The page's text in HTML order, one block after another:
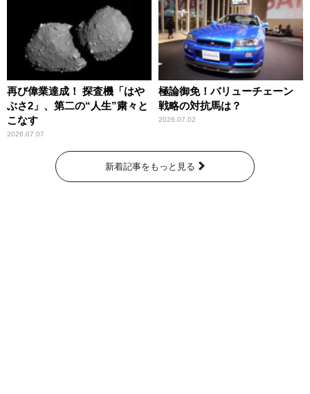
再び偉業達成！ 探査機「はや
ぶさ2」、第二の“人生”粛々と
こなす
2026.07.07
極論御免！バリューチェーン
戦略の対抗馬は？
2026.07.02
新着記事をもっと見る